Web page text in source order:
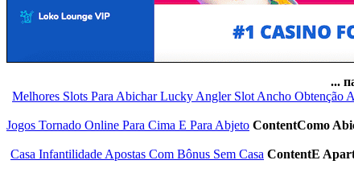
Jogos Tornado Online Para Cima E Para Abjeto ContentComo
Casa Infantilidade Apostas Com Bônus Sem Casa ContentE